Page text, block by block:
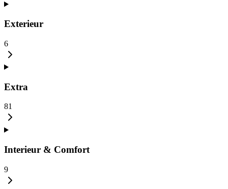
Exterieur
6
Extra
81
Interieur & Comfort
9